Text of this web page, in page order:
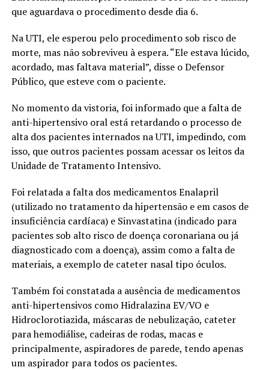
que aguardava o procedimento desde dia 6.
Na UTI, ele esperou pelo procedimento sob risco de
morte, mas não sobreviveu à espera. “Ele estava lúcido,
acordado, mas faltava material”, disse o Defensor
Público, que esteve com o paciente.
No momento da vistoria, foi informado que a falta de
anti-hipertensivo oral está retardando o processo de
alta dos pacientes internados na UTI, impedindo, com
isso, que outros pacientes possam acessar os leitos da
Unidade de Tratamento Intensivo.
Foi relatada a falta dos medicamentos Enalapril
(utilizado no tratamento da hipertensão e em casos de
insuficiência cardíaca) e Sinvastatina (indicado para
pacientes sob alto risco de doença coronariana ou já
diagnosticado com a doença), assim como a falta de
materiais, a exemplo de cateter nasal tipo óculos.
Também foi constatada a ausência de medicamentos
anti-hipertensivos como Hidralazina EV/VO e
Hidroclorotiazida, máscaras de nebulização, cateter
para hemodiálise, cadeiras de rodas, macas e
principalmente, aspiradores de parede, tendo apenas
um aspirador para todos os pacientes.